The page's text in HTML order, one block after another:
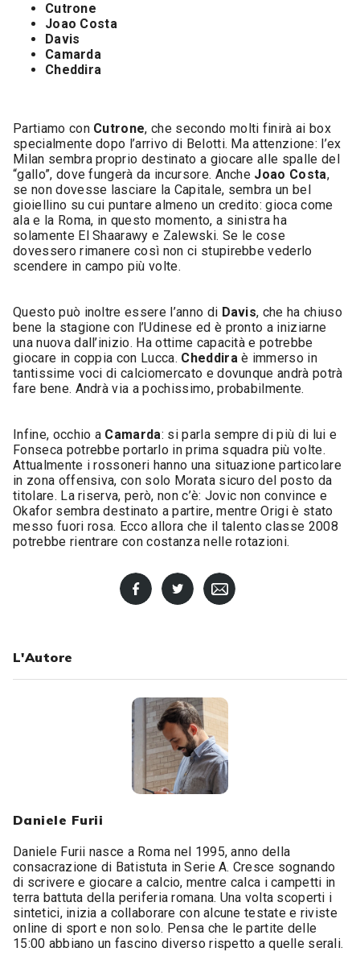
Cutrone
Joao Costa
Davis
Camarda
Cheddira
Partiamo con Cutrone, che secondo molti finirà ai box
specialmente dopo l’arrivo di Belotti. Ma attenzione: l’ex
Milan sembra proprio destinato a giocare alle spalle del
“gallo”, dove fungerà da incursore. Anche Joao Costa,
se non dovesse lasciare la Capitale, sembra un bel
gioiellino su cui puntare almeno un credito: gioca come
ala e la Roma, in questo momento, a sinistra ha
solamente El Shaarawy e Zalewski. Se le cose
dovessero rimanere così non ci stupirebbe vederlo
scendere in campo più volte.
Questo può inoltre essere l’anno di Davis, che ha chiuso
bene la stagione con l’Udinese ed è pronto a iniziarne
una nuova dall’inizio. Ha ottime capacità e potrebbe
giocare in coppia con Lucca. Cheddiraè immerso in
tantissime voci di calciomercato e dovunque andrà potrà
fare bene. Andrà via a pochissimo, probabilmente.
Infine, occhio a Camarda: si parla sempre di più di lui e
Fonseca potrebbe portarlo in prima squadra più volte.
Attualmente i rossoneri hanno una situazione particolare
in zona offensiva, con solo Morata sicuro del posto da
titolare. La riserva, però, non c’è: Jovic non convince e
Okafor sembra destinato a partire, mentre Origi è stato
messo fuori rosa. Ecco allora che il talento classe 2008
potrebbe rientrare con costanza nelle rotazioni.
L'Autore
Daniele Furii
Daniele Furii nasce a Roma nel 1995, anno della
consacrazione di Batistuta in Serie A. Cresce sognando
di scrivere e giocare a calcio, mentre calca i campetti in
terra battuta della periferia romana. Una volta scoperti i
sintetici, inizia a collaborare con alcune testate e riviste
online di sport e non solo. Pensa che le partite delle
15:00 abbiano un fascino diverso rispetto a quelle serali.